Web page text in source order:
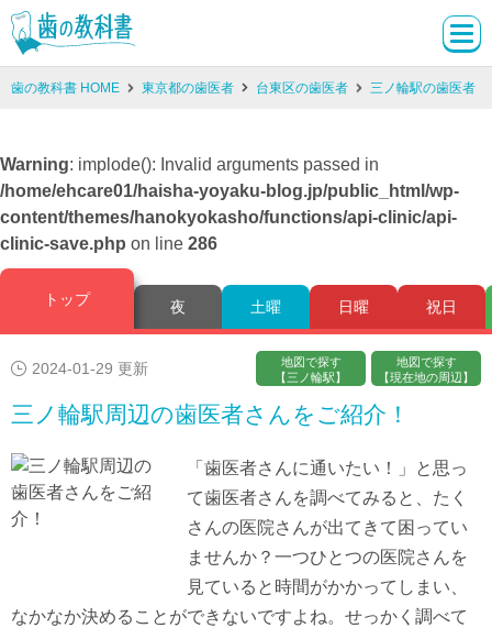
歯の教科書 HOME 東京都の歯医者 台東区の歯医者 三ノ輪駅の歯医者
Warning: implode(): Invalid arguments passed in
/home/ehcare01/haisha-yoyaku-blog.jp/public_html/wp-
content/themes/hanokyokasho/functions/api-clinic/api-
clinic-save.php on line 286
トップ 夜 土曜 日曜 祝日
2024-01-29 更新
地図で探す
【三ノ輪駅】
地図で探す
【現在地の周辺】
三ノ輪駅周辺の歯医者さんをご紹介！
「歯医者さんに通いたい！」と思っ
て歯医者さんを調べてみると、たく
さんの医院さんが出てきて困ってい
ませんか？一つひとつの医院さんを
見ていると時間がかかってしまい、
なかなか決めることができないですよね。せっかく調べて